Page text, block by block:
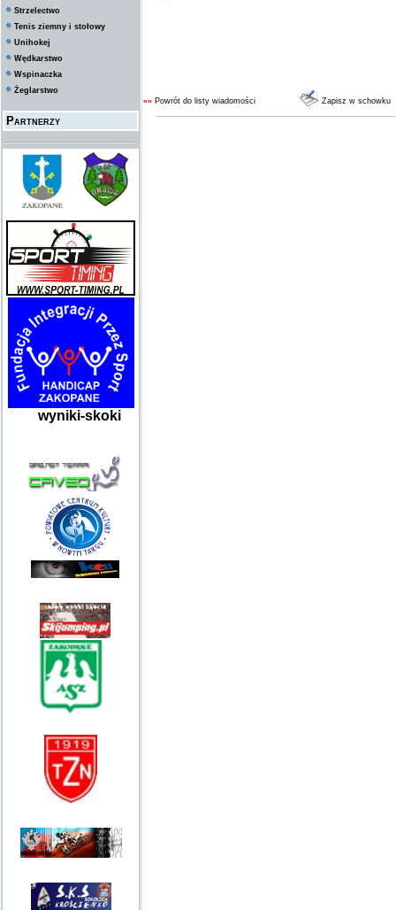
Strzelectwo
Tenis ziemny i stołowy
Unihokej
Wędkarstwo
Wspinaczka
Żeglarstwo
Partnerzy
wyniki-skoki
«« Powrót do listy wiadomości Zapisz w schowku